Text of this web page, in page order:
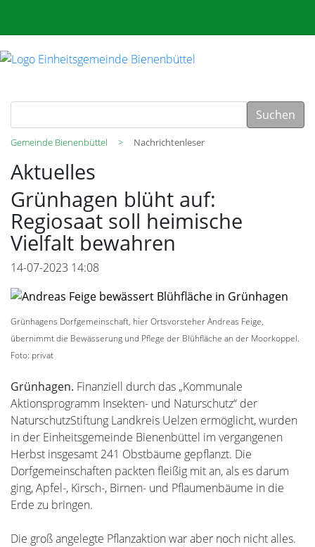
Suchen
Gemeinde Bienenbüttel Nachrichtenleser
Aktuelles
Grünhagen blüht auf:
Regiosaat soll heimische
Vielfalt bewahren
14-07-2023 14:08
Grünhagens Dorfgemeinschaft, hier Ortsvorsteher Andreas Feige,
übernimmt die Bewässerung und Pflege der Blühfläche an der Moorkoppel.
Foto: privat
Grünhagen. Finanziell durch das „Kommunale
Aktionsprogramm Insekten- und Naturschutz“ der
NaturschutzStiftung Landkreis Uelzen ermöglicht, wurden
in der Einheitsgemeinde Bienenbüttel im vergangenen
Herbst insgesamt 241 Obstbäume gepflanzt. Die
Dorfgemeinschaften packten fleißig mit an, als es darum
ging, Apfel-, Kirsch-, Birnen- und Pflaumenbäume in die
Erde zu bringen.
Die groß angelegte Pflanzaktion war aber noch nicht alles.